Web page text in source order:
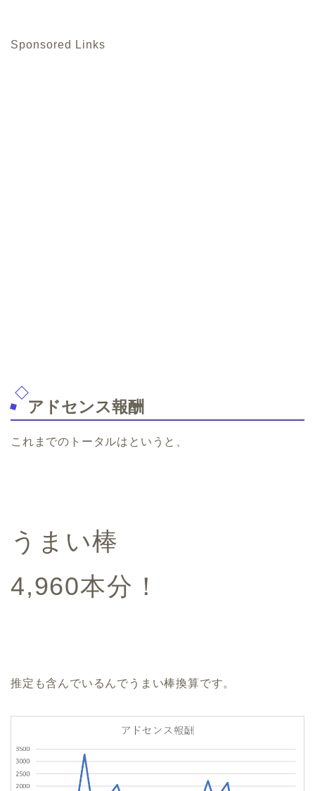
Sponsored Links
アドセンス報酬
これまでのトータルはというと、
うまい棒
4,960本分！
推定も含んでいるんでうまい棒換算です。